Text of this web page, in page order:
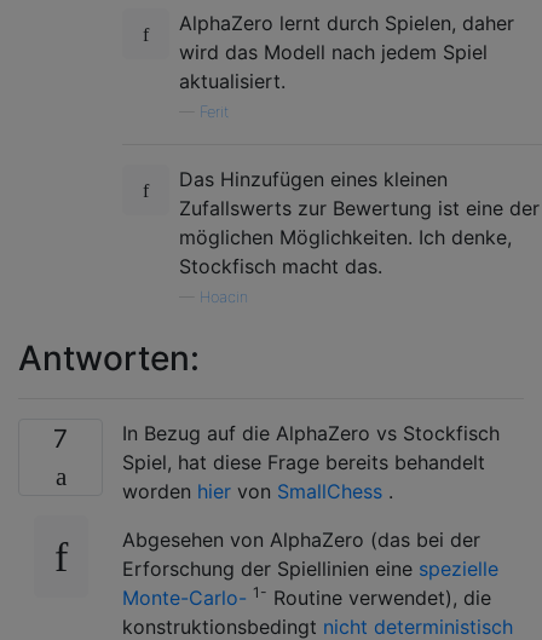
AlphaZero lernt durch Spielen, daher
wird das Modell nach jedem Spiel
aktualisiert.
Ferit
Das Hinzufügen eines kleinen
Zufallswerts zur Bewertung ist eine der
möglichen Möglichkeiten. Ich denke,
Stockfisch macht das.
Hoacin
Antworten:
7
In Bezug auf die AlphaZero vs Stockfisch
Spiel, hat diese Frage bereits behandelt
worden hier von SmallChess .
Abgesehen von AlphaZero (das bei der
Erforschung der Spiellinien eine spezielle
Monte-Carlo- 1- Routine verwendet), die
konstruktionsbedingt nicht deterministisch